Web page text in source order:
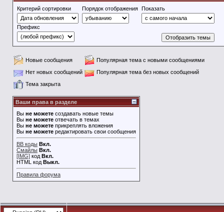
Критерий сортировки
Порядок отображения Показать
Префикс
Новые сообщения
Популярная тема с новыми сообщениями
Нет новых сообщений
Популярная тема без новых сообщений
Тема закрыта
Ваши права в разделе
Вы не можете создавать новые темы
Вы не можете отвечать в темах
Вы не можете прикреплять вложения
Вы не можете редактировать свои сообщения
BB коды Вкл.
Смайлы Вкл.
[IMG] код Вкл.
HTML код Выкл.
Правила форума